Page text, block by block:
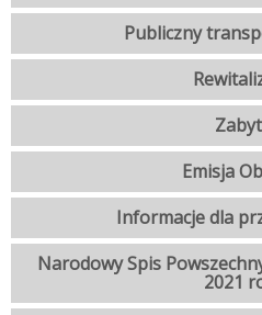
Publiczny
Emisja
Informacje dla
Narodowy Spis
2021